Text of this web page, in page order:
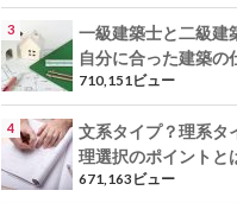
一級建築士と二級建
自分に合った建築の
710,151ビュー
文系タイプ？理系タ
理選択のポイントと
671,163ビュー